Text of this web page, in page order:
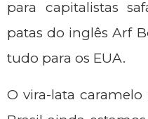
para capitalistas
patas do inglês Arf
tudo para os EUA.
O vira-lata